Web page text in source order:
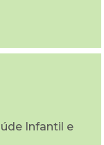
Infantil e